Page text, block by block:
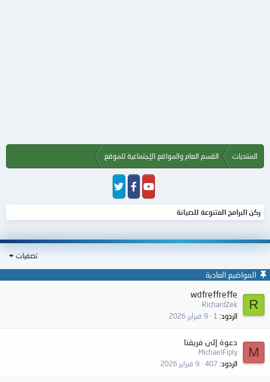
المنتديات القسم العام والمواقع الإجتماعية للموقع
ركن البرامج المتنوعة للصيانة
تصفيات
المواضيع العادية
R
wdfreffreffe
RichardZek
الردود 1 9 فبراير 2026
M
دعوة إلى فريقنا
MichaelFiply
الردود 407 9 فبراير 2026